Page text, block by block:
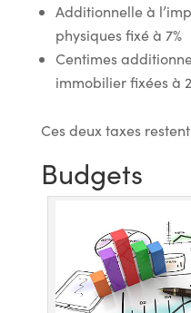
Additionnelle à
physiques fixé à 7%
Centimes
immobilier fixées à
Ces deux taxes restent
Budgets